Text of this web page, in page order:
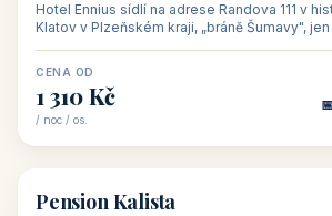
Hotel Ennius sídlí na adrese Randova 111 v
Klatov v Plzeňském kraji, „bráně Šumavy",
CENA OD
1 310 Kč
/ noc / os.
🏡 penzion
Pension Kalista